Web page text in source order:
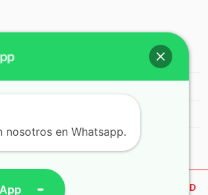
AVISO DE PRIVACIDAD
nosotros en Whatsapp.